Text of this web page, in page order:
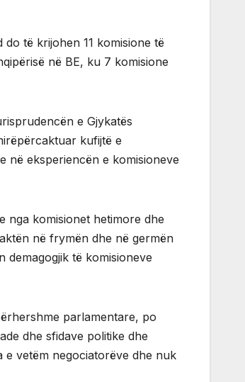
të krijohen 11 komisione të
në BE, ku 7 komisione
e Gjykatës
kufijtë e
në eksperiencën e komisioneve
nga komisionet hetimore dhe
në frymën dhe në germën
të komisioneve
parlamentare, po
dhe sfidave politike dhe
e vetëm negociatorëve dhe nuk